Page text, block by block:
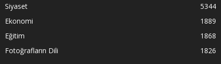
Siyaset
5344
Ekonomi
1889
Eğitim
1868
Fotoğrafların Dili
1826